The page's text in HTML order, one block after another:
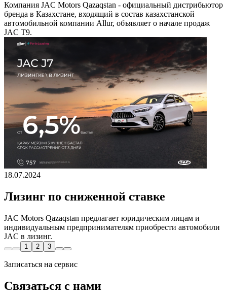
Компания JAC Motors Qazaqstan - официальный дистрибьютор
бренда в Казахстане, входящий в состав казахстанской
автомобильной компании Allur, объявляет о начале продаж
JAC T9.
18.07.2024
Лизинг по сниженной ставке
JAC Motors Qazaqstan предлагает юридическим лицам и
индивидуальным предпринимателям приобрести автомобили
JAC в лизинг.
1 2 3
Записаться на сервис
Связаться с нами